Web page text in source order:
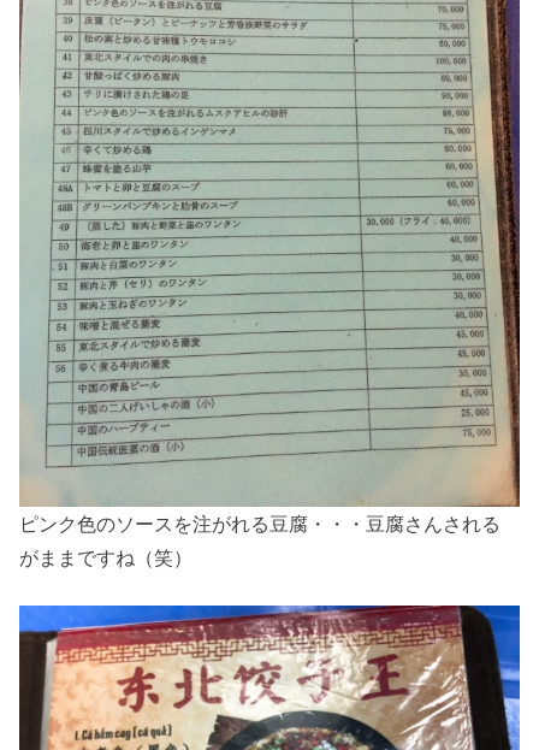
ピンク色のソースを注がれる豆腐・・・豆腐さんされる
がままですね（笑）